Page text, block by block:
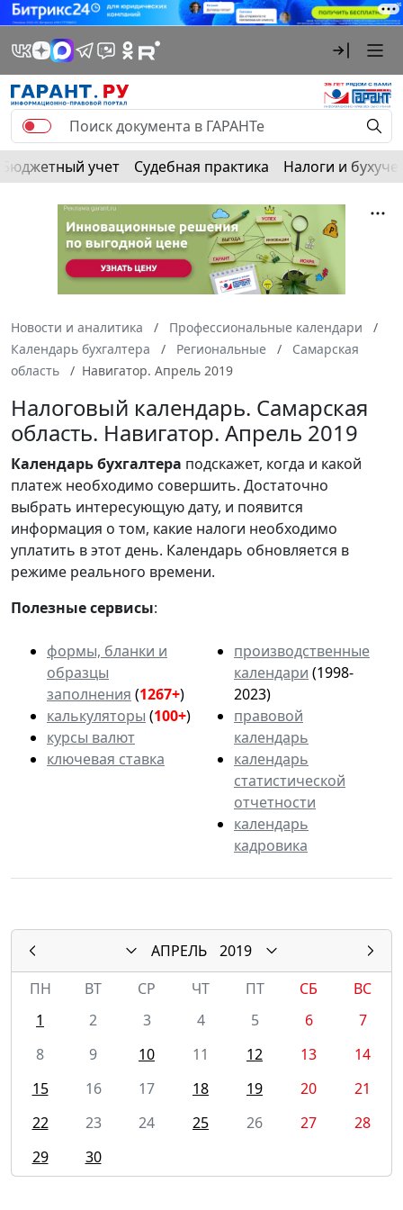
Бюджетный учет Судебная практика Налоги и
Новости и аналитика
Профессиональные календари
Календарь бухгалтера
Региональные
Самарская
область
Навигатор. Апрель 2019
Налоговый календарь. Самарская
область. Навигатор. Апрель 2019
Календарьбухгалтера подскажет, когда и какой
платеж необходимо совершить. Достаточно
выбрать интересующую дату, и появится
информация о том, какие налоги необходимо
уплатить в этот день. Календарь обновляется в
режиме реального времени.
Полезные сервисы:
формы, бланки и
образцы
заполнения (1267+)
калькуляторы (100+)
курсы валют
ключевая ставка
производственные
календари (1998-
2023)
правовой
календарь
календарь
статистической
отчетности
календарь
кадровика
АПРЕЛЬ
2019
ПН
ВТ СР ЧТ ПТ СБ
ВС
1
2 3 4 5 6
7
8
9 10 11 12 13
14
15
16 17 18 19 20
21
22
23 24 25 26 27
28
29
30